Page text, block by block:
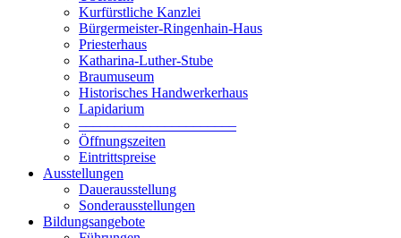
Kurfürstliche Kanzlei
Bürgermeister-Ringenhain-Haus
Priesterhaus
Katharina-Luther-Stube
Braumuseum
Historisches Handwerkerhaus
Lapidarium
––––––––––––––––––––––
Öffnungszeiten
Eintrittspreise
Ausstellungen
Dauerausstellung
Sonderausstellungen
Bildungsangebote